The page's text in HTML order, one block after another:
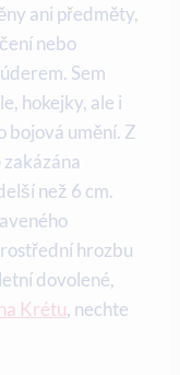
ani předměty,
nebo
Sem
hokejky, ale i
bojová umění. Z
než 6 cm.
hrozbu
dovolené,
Krétu, nechte